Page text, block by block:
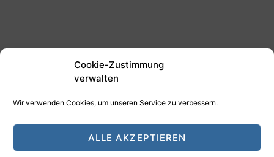
Cookie-Zustimmung
verwalten
Wir verwenden Cookies, um unseren Service zu verbessern.
ALLE AKZEPTIEREN
HAMANN DESIGN - Digitale Medien